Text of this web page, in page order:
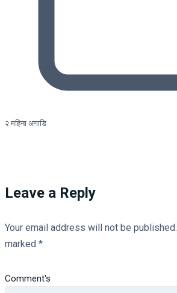
२ महिना अगाडि
Leave a Reply
Your email address will not be published.
marked *
Comment's